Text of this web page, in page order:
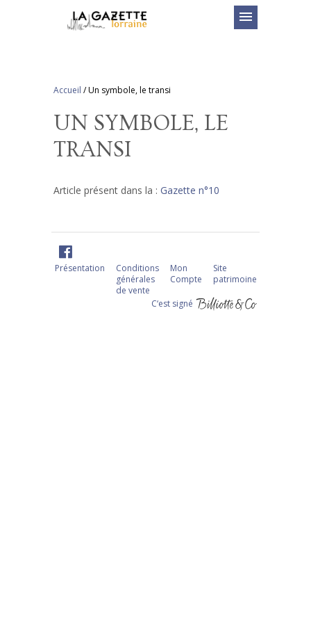
menu
Accueil /Un symbole, le transi
UN SYMBOLE, LE
TRANSI
Article présent dans la : Gazette n°10
Présentation
Conditions
générales
de vente
Mon
Compte
Site
patrimoine
C‘est signé